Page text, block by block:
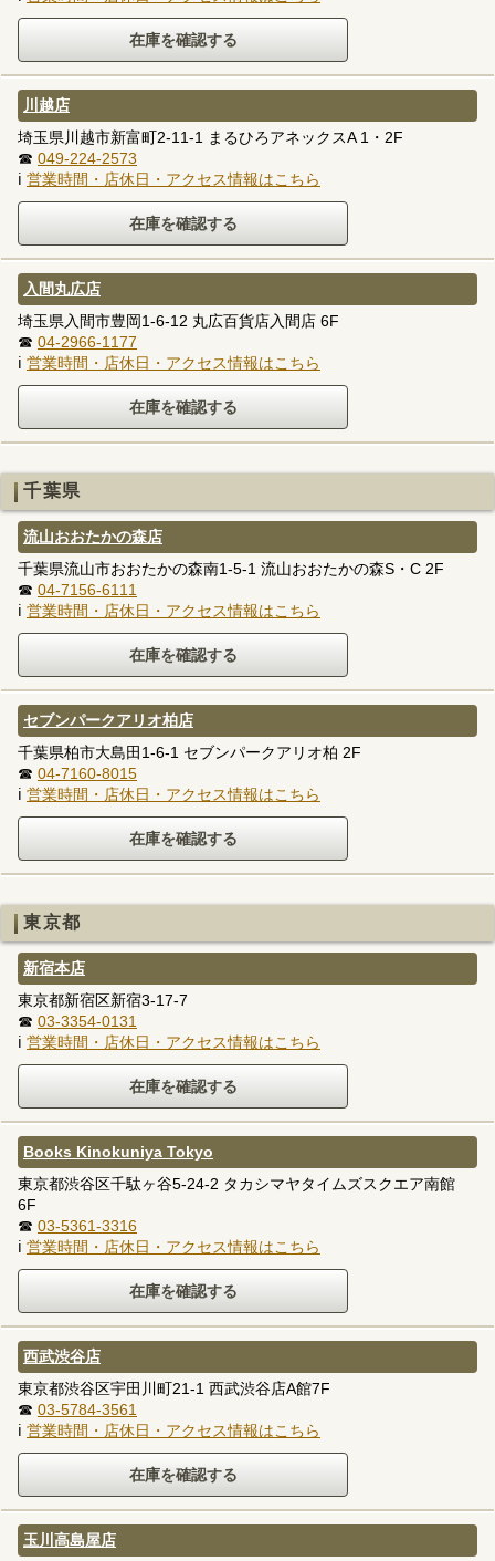
川越店
埼玉県川越市新富町2-11-1 まるひろアネックスA 1・2F
☎ 049-224-2573
ℹ 営業時間・店休日・アクセス情報はこちら
入間丸広店
埼玉県入間市豊岡1-6-12 丸広百貨店入間店 6F
☎ 04-2966-1177
ℹ 営業時間・店休日・アクセス情報はこちら
千葉県
流山おおたかの森店
千葉県流山市おおたかの森南1-5-1 流山おおたかの森S・C 2F
☎ 04-7156-6111
ℹ 営業時間・店休日・アクセス情報はこちら
セブンパークアリオ柏店
千葉県柏市大島田1-6-1 セブンパークアリオ柏 2F
☎ 04-7160-8015
ℹ 営業時間・店休日・アクセス情報はこちら
東京都
新宿本店
東京都新宿区新宿3-17-7
☎ 03-3354-0131
ℹ 営業時間・店休日・アクセス情報はこちら
Books Kinokuniya Tokyo
東京都渋谷区千駄ヶ谷5-24-2 タカシマヤタイムズスクエア南館
6F
☎ 03-5361-3316
ℹ 営業時間・店休日・アクセス情報はこちら
西武渋谷店
東京都渋谷区宇田川町21-1 西武渋谷店A館7F
☎ 03-5784-3561
ℹ 営業時間・店休日・アクセス情報はこちら
玉川高島屋店